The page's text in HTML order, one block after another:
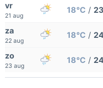
vr
21 aug
18°C /
za
22 aug
18°C /
zo
23 aug
18°C /